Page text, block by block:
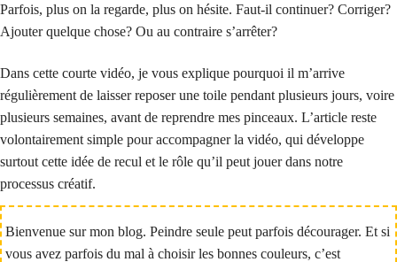
Parfois, plus on la regarde, plus on hésite. Faut-il continuer? Corriger?
Ajouter quelque chose? Ou au contraire s’arrêter?
Dans cette courte vidéo, je vous explique pourquoi il m’arrive
régulièrement de laisser reposer une toile pendant plusieurs jours, voire
plusieurs semaines, avant de reprendre mes pinceaux. L’article reste
volontairement simple pour accompagner la vidéo, qui développe
surtout cette idée de recul et le rôle qu’il peut jouer dans notre
processus créatif.
Bienvenue sur mon blog. Peindre seule peut parfois décourager. Et si
vous avez parfois du mal à choisir les bonnes couleurs, c’est